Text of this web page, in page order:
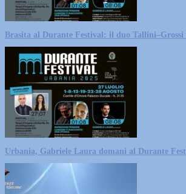
Brasita al Durante Festival: il duo
Urbania, Gabriele Laura domani al Durante